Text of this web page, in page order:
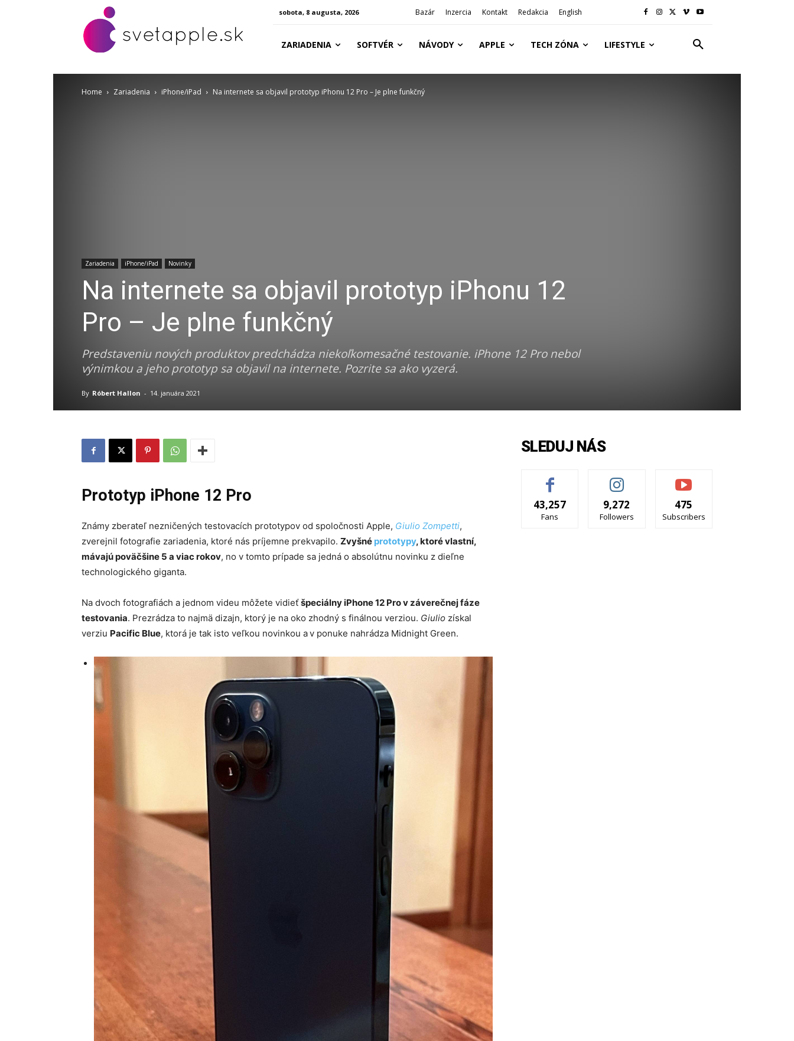
sobota, 8 augusta, 2026 Bazár Inzercia Kontakt Redakcia English
ZARIADENIA SOFTVÉR NÁVODY APPLE TECH ZÓNA LIFESTYLE
Home Zariadenia iPhone/iPad Na internete sa objavil prototyp iPhonu 12 Pro – Je plne funkčný
Zariadenia iPhone/iPad Novinky
Na internete sa objavil prototyp iPhonu 12
Pro – Je plne funkčný
Predstaveniu nových produktov predchádza niekoľkomesačné testovanie. iPhone 12 Pro nebol
výnimkou a jeho prototyp sa objavil na internete. Pozrite sa ako vyzerá.
By Róbert Hallon - 14. januára 2021
Prototyp iPhone 12 Pro
Známy zberateľ nezničených testovacích prototypov od spoločnosti Apple, Giulio Zompetti,
zverejnil fotografie zariadenia, ktoré nás príjemne prekvapilo. Zvyšné prototypy, ktoré vlastní,
mávajú poväčšine 5 a viac rokov, no v tomto prípade sa jedná o absolútnu novinku z dieľne
technologického giganta.
Na dvoch fotografiách a jednom videu môžete vidieť špeciálny iPhone 12 Pro v záverečnej fáze
testovania. Prezrádza to najmä dizajn, ktorý je na oko zhodný s finálnou verziou. Giulio získal
verziu Pacific Blue, ktorá je tak isto veľkou novinkou av ponuke nahrádza Midnight Green.
SLEDUJ NÁS
43,257
Fans
9,272
Followers
475
Subscribers